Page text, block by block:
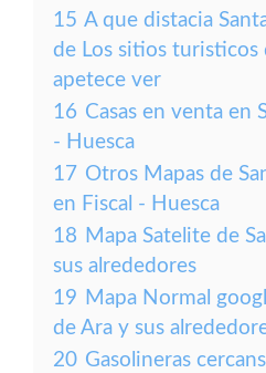
15 A que distacia
de Los sitios turisticos
apetece ver
16 Casas en venta en
- Huesca
17 Otros Mapas de
en Fiscal - Huesca
18 Mapa Satelite de
sus alrededores
19 Mapa Normal
de Ara y sus
20 Gasolineras